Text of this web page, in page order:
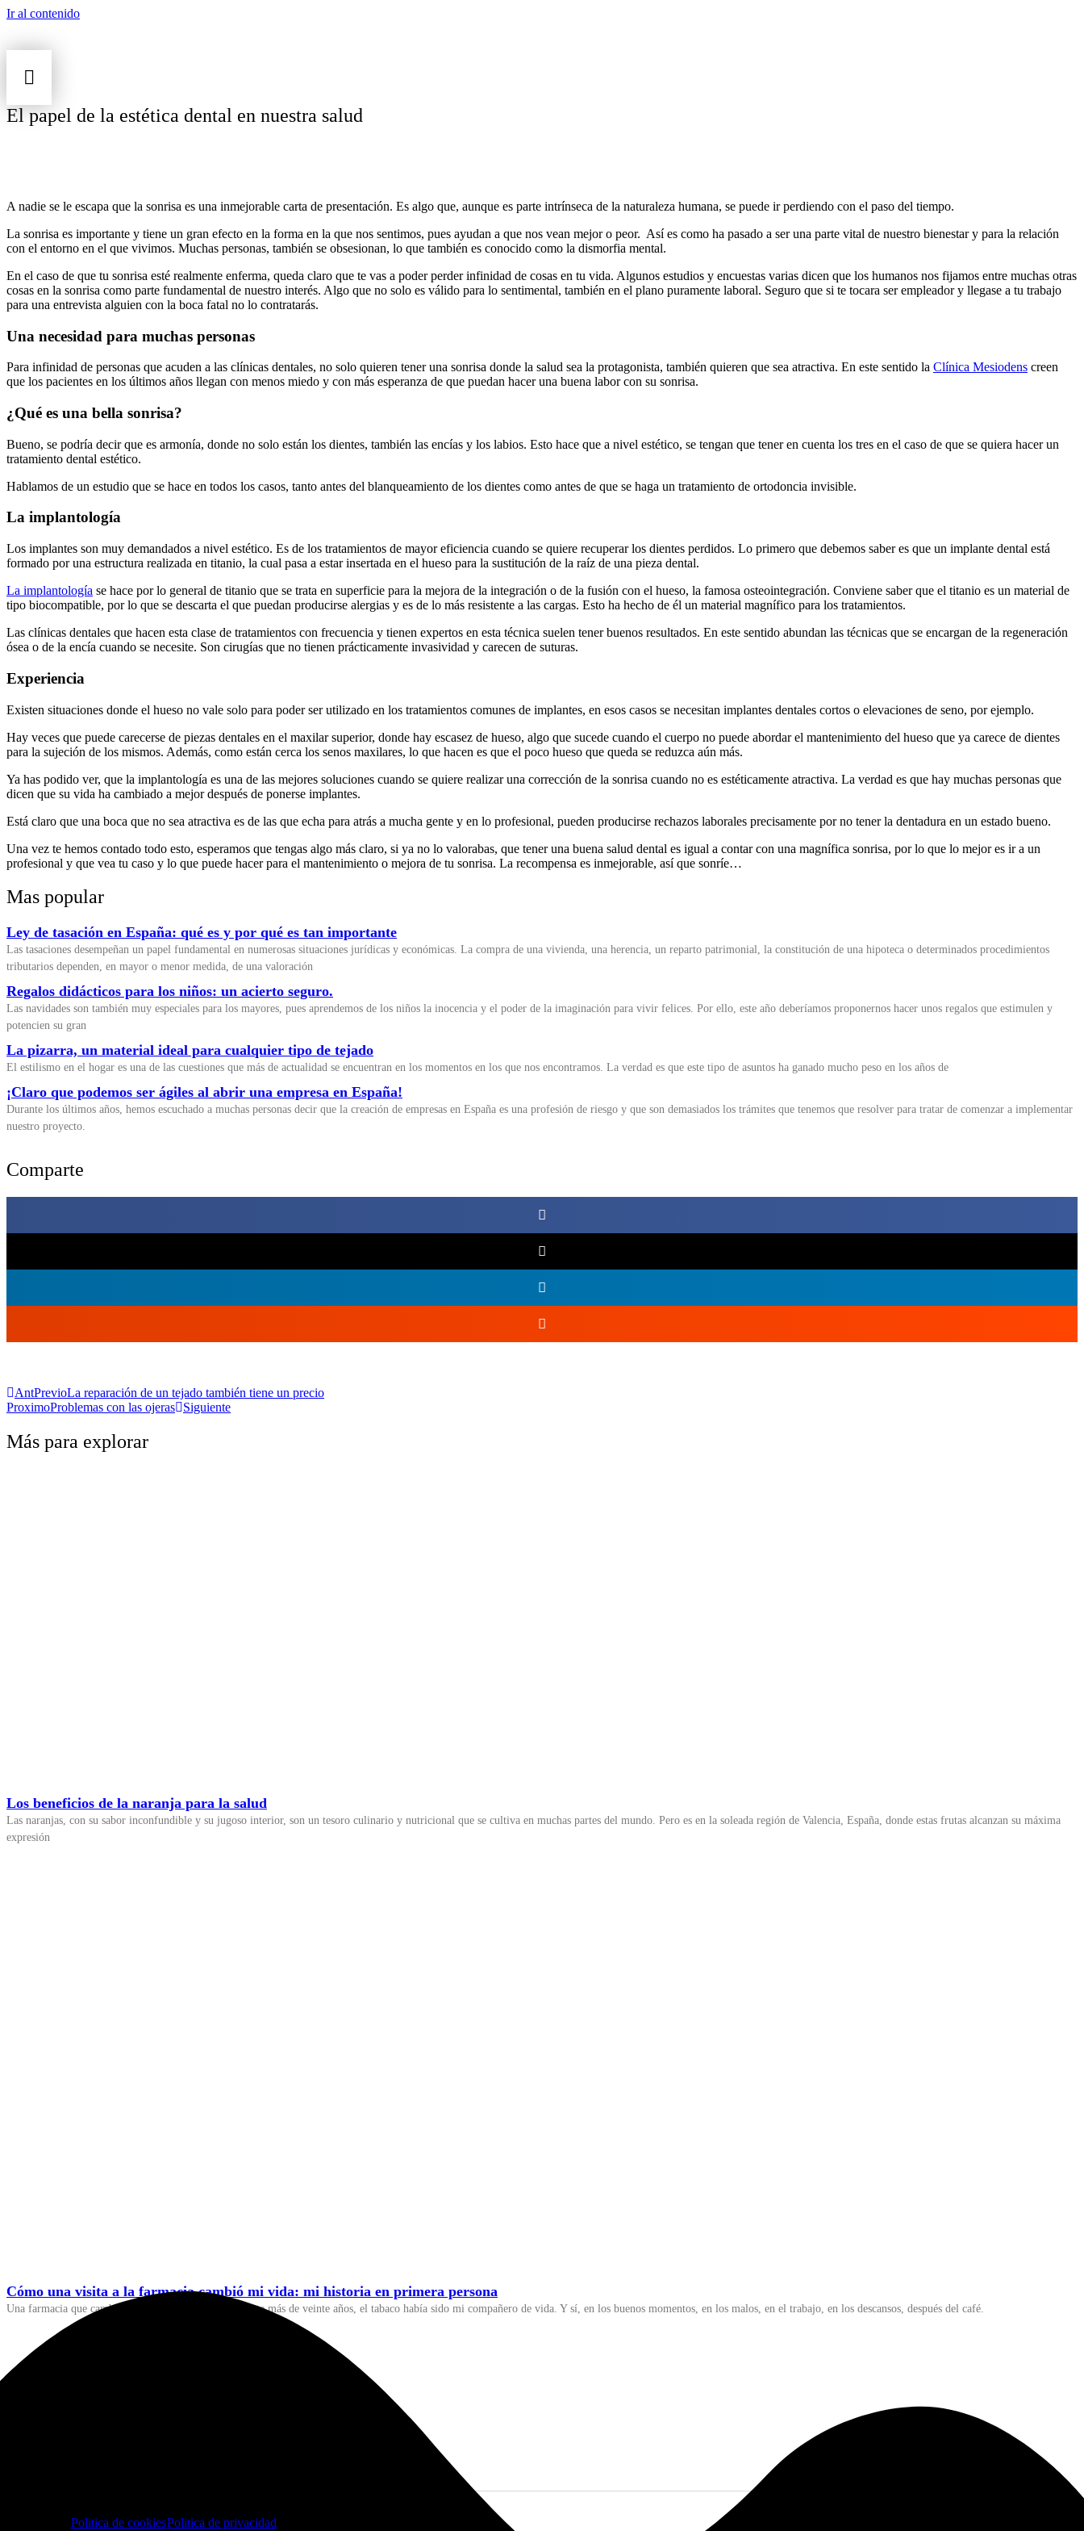
Ir al contenido
El papel de la estética dental en nuestra salud
A nadie se le escapa que la sonrisa es una inmejorable carta de presentación. Es algo que, aunque es parte intrínseca de la naturaleza humana, se puede ir perdiendo con el paso del tiempo.
La sonrisa es importante y tiene un gran efecto en la forma en la que nos sentimos, pues ayudan a que nos vean mejor o peor. Así es como ha pasado a ser una parte vital de nuestro bienestar y para la relación
con el entorno en el que vivimos. Muchas personas, también se obsesionan, lo que también es conocido como la dismorfia mental.
En el caso de que tu sonrisa esté realmente enferma, queda claro que te vas a poder perder infinidad de cosas en tu vida. Algunos estudios y encuestas varias dicen que los humanos nos fijamos entre muchas otras
cosas en la sonrisa como parte fundamental de nuestro interés. Algo que no solo es válido para lo sentimental, también en el plano puramente laboral. Seguro que si te tocara ser empleador y llegase a tu trabajo
para una entrevista alguien con la boca fatal no lo contratarás.
Una necesidad para muchas personas
Para infinidad de personas que acuden a las clínicas dentales, no solo quieren tener una sonrisa donde la salud sea la protagonista, también quieren que sea atractiva. En este sentido la Clínica Mesiodens creen
que los pacientes en los últimos años llegan con menos miedo y con más esperanza de que puedan hacer una buena labor con su sonrisa.
¿Qué es una bella sonrisa?
Bueno, se podría decir que es armonía, donde no solo están los dientes, también las encías y los labios. Esto hace que a nivel estético, se tengan que tener en cuenta los tres en el caso de que se quiera hacer un
tratamiento dental estético.
Hablamos de un estudio que se hace en todos los casos, tanto antes del blanqueamiento de los dientes como antes de que se haga un tratamiento de ortodoncia invisible.
La implantología
Los implantes son muy demandados a nivel estético. Es de los tratamientos de mayor eficiencia cuando se quiere recuperar los dientes perdidos. Lo primero que debemos saber es que un implante dental está
formado por una estructura realizada en titanio, la cual pasa a estar insertada en el hueso para la sustitución de la raíz de una pieza dental.
La implantología se hace por lo general de titanio que se trata en superficie para la mejora de la integración o de la fusión con el hueso, la famosa osteointegración. Conviene saber que el titanio es un material de
tipo biocompatible, por lo que se descarta el que puedan producirse alergias y es de lo más resistente a las cargas. Esto ha hecho de él un material magnífico para los tratamientos.
Las clínicas dentales que hacen esta clase de tratamientos con frecuencia y tienen expertos en esta técnica suelen tener buenos resultados. En este sentido abundan las técnicas que se encargan de la regeneración
ósea o de la encía cuando se necesite. Son cirugías que no tienen prácticamente invasividad y carecen de suturas.
Experiencia
Existen situaciones donde el hueso no vale solo para poder ser utilizado en los tratamientos comunes de implantes, en esos casos se necesitan implantes dentales cortos o elevaciones de seno, por ejemplo.
Hay veces que puede carecerse de piezas dentales en el maxilar superior, donde hay escasez de hueso, algo que sucede cuando el cuerpo no puede abordar el mantenimiento del hueso que ya carece de dientes
para la sujeción de los mismos. Además, como están cerca los senos maxilares, lo que hacen es que el poco hueso que queda se reduzca aún más.
Ya has podido ver, que la implantología es una de las mejores soluciones cuando se quiere realizar una corrección de la sonrisa cuando no es estéticamente atractiva. La verdad es que hay muchas personas que
dicen que su vida ha cambiado a mejor después de ponerse implantes.
Está claro que una boca que no sea atractiva es de las que echa para atrás a mucha gente y en lo profesional, pueden producirse rechazos laborales precisamente por no tener la dentadura en un estado bueno.
Una vez te hemos contado todo esto, esperamos que tengas algo más claro, si ya no lo valorabas, que tener una buena salud dental es igual a contar con una magnífica sonrisa, por lo que lo mejor es ir a un
profesional y que vea tu caso y lo que puede hacer para el mantenimiento o mejora de tu sonrisa. La recompensa es inmejorable, así que sonríe…
Mas popular
Ley de tasación en España: qué es y por qué es tan importante
Las tasaciones desempeñan un papel fundamental en numerosas situaciones jurídicas y económicas. La compra de una vivienda, una herencia, un reparto patrimonial, la constitución de una hipoteca o determinados procedimientos
tributarios dependen, en mayor o menor medida, de una valoración
Regalos didácticos para los niños: un acierto seguro.
Las navidades son también muy especiales para los mayores, pues aprendemos de los niños la inocencia y el poder de la imaginación para vivir felices. Por ello, este año deberíamos proponernos hacer unos regalos que estimulen y
potencien su gran
La pizarra, un material ideal para cualquier tipo de tejado
El estilismo en el hogar es una de las cuestiones que más de actualidad se encuentran en los momentos en los que nos encontramos. La verdad es que este tipo de asuntos ha ganado mucho peso en los años de
¡Claro que podemos ser ágiles al abrir una empresa en España!
Durante los últimos años, hemos escuchado a muchas personas decir que la creación de empresas en España es una profesión de riesgo y que son demasiados los trámites que tenemos que resolver para tratar de comenzar a implementar
nuestro proyecto.
Comparte
AntPrevioLa reparación de un tejado también tiene un precio
ProximoProblemas con las ojeras Siguiente
Más para explorar
Los beneficios de la naranja para la salud
Las naranjas, con su sabor inconfundible y su jugoso interior, son un tesoro culinario y nutricional que se cultiva en muchas partes del mundo. Pero es en la soleada región de Valencia, España, donde estas frutas alcanzan su máxima
expresión
Cómo una visita a la farmacia cambió mi vida: mi historia en primera persona
Una farmacia que cambió mi vida. Así de claro. Durante más de veinte años, el tabaco había sido mi compañero de vida. Y sí, en los buenos momentos, en los malos, en el trabajo, en los descansos, después del café.
Politica de cookiesPolitica de privacidad